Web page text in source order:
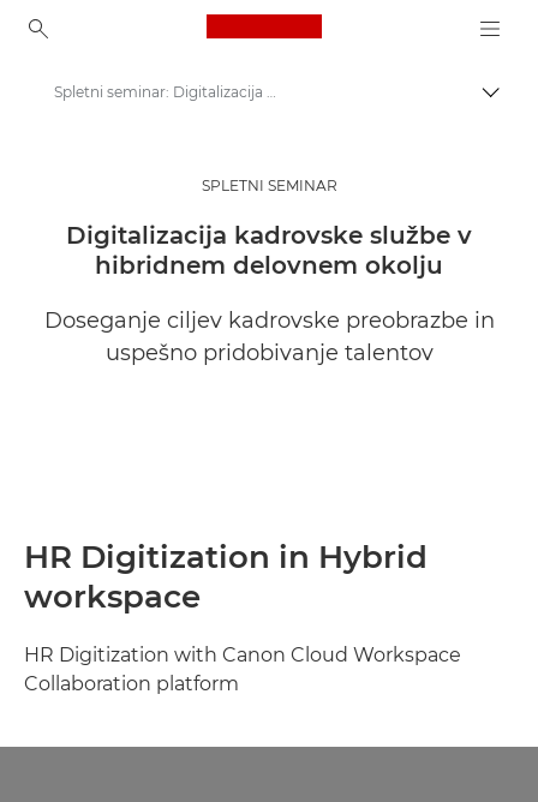
Canon Logo, back to
Vpogledi
Canonovi poslovni spletni seminarji
Spletni seminar: Digitalizacija človeških virov v hibridnem delovnem okolju
SPLETNI SEMINAR
Digitalizacija kadrovske službe v
hibridnem delovnem okolju
Doseganje ciljev kadrovske preobrazbe in
uspešno pridobivanje talentov
HR Digitization in Hybrid
workspace
HR Digitization with Canon Cloud Workspace
Collaboration platform